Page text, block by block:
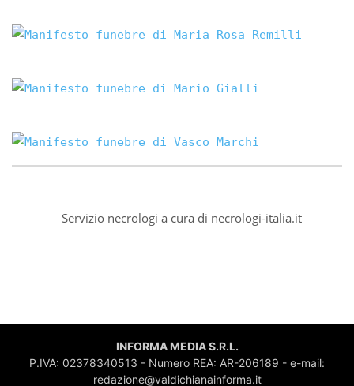
Servizio necrologi a cura di necrologi-italia.it
INFORMA MEDIA S.R.L.
P.IVA: 02378340513 - Numero REA: AR-206189 - e-mail:
redazione@valdichianainforma.it